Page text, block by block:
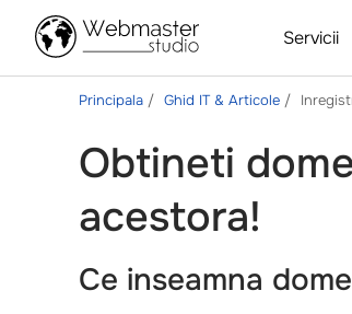
Servicii
Principala Ghid IT & Articole
Obtineti
acestora!
Ce inseamna